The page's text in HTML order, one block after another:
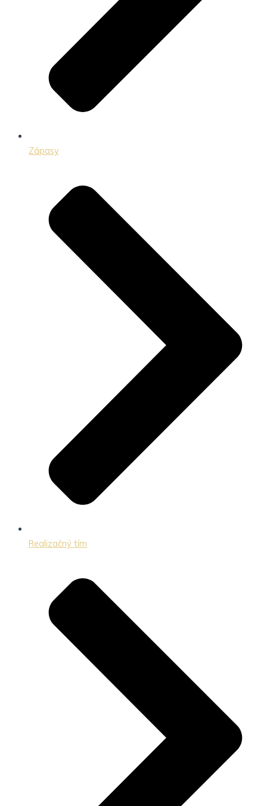
Zápasy
Realizačný tím